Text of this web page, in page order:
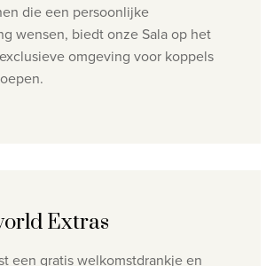
die een persoonlijke
wensen, biedt onze Sala op het
omgeving voor koppels
Extras
een gratis welkomstdrankje en